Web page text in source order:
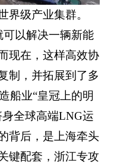
界级产业集群。
以解决一辆新能
现在，这样高效协
制，并拓展到了多
船业“皇冠上的明
全球高端LNG运
背后，是上海牵头
键配套，浙江专攻